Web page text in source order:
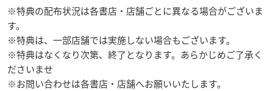
※特典の配布状況は各書店・店舗ごとに異なる場合がございま
す。
※特典は、一部店舗では実施しない場合もございます。
※特典はなくなり次第、終了となります。あらかじめご了承く
ださいませ
※お問い合わせは各書店・店舗へお願いいたします。